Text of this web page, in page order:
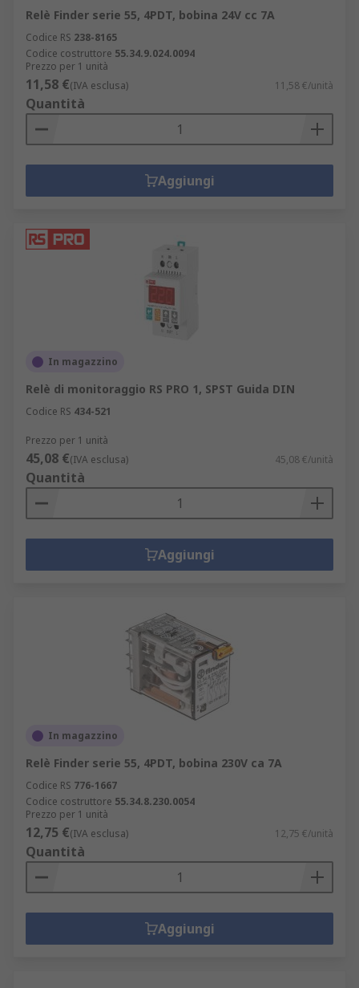
Relè Finder serie 55, 4PDT, bobina 24V cc 7A
Codice RS 238-8165
Codice costruttore 55.34.9.024.0094
Prezzo per 1 unità
11,58 €(IVA esclusa) 11,58 €/unità
Quantità
Aggiungi
In magazzino
Relè di monitoraggio RS PRO 1, SPST Guida DIN
Codice RS 434-521
Prezzo per 1 unità
45,08 €(IVA esclusa) 45,08 €/unità
Quantità
Aggiungi
In magazzino
Relè Finder serie 55, 4PDT, bobina 230V ca 7A
Codice RS 776-1667
Codice costruttore 55.34.8.230.0054
Prezzo per 1 unità
12,75 €(IVA esclusa) 12,75 €/unità
Quantità
Aggiungi